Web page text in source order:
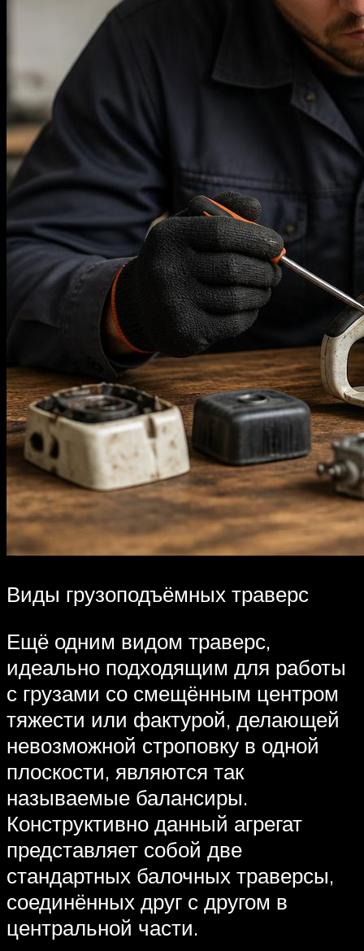
Виды грузоподъёмных траверс
Ещё одним видом траверс,
идеально подходящим для работы
с грузами со смещённым центром
тяжести или фактурой, делающей
невозможной строповку в одной
плоскости, являются так
называемые балансиры.
Конструктивно данный агрегат
представляет собой две
стандартных балочных траверсы,
соединённых друг с другом в
центральной части.